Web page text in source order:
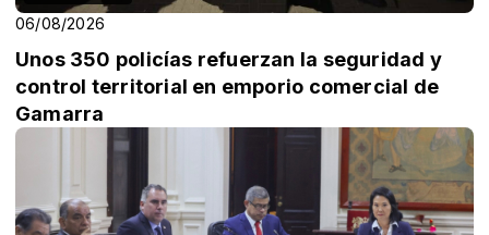
06/08/2026
Unos 350 policías refuerzan la seguridad y
control territorial en emporio comercial de
Gamarra